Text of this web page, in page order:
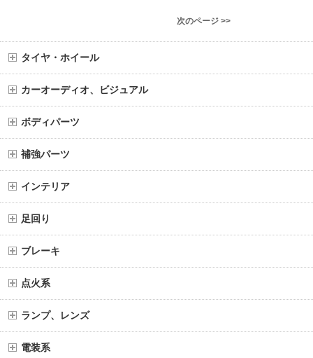
次のページ >>
タイヤ・ホイール
カーオーディオ、ビジュアル
ボディパーツ
補強パーツ
インテリア
足回り
ブレーキ
点火系
ランプ、レンズ
電装系